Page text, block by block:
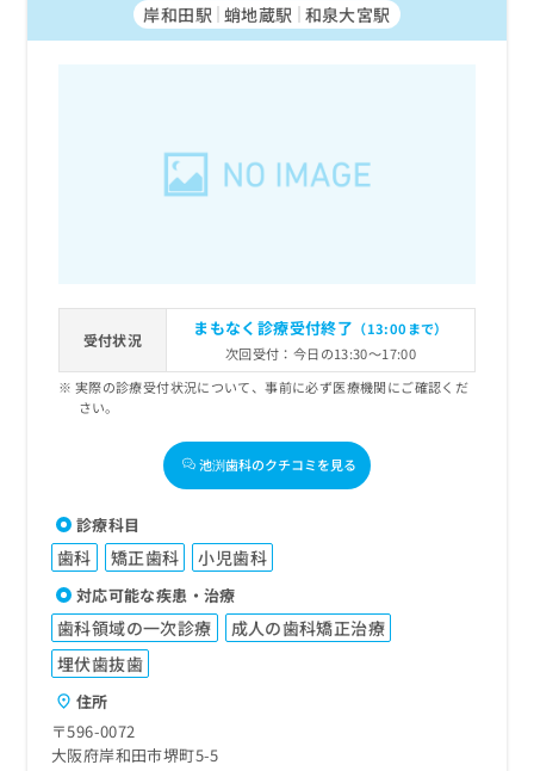
岸和田駅 蛸地蔵駅 和泉大宮駅
受付状況
まもなく診療受付終了 （13:00まで）
次回受付：今日の13:30～17:00
実際の診療受付状況について、事前に必ず医療機関にご確認くだ
さい。
池渕歯科のクチコミを見る
診療科目
歯科 矯正歯科 小児歯科
対応可能な疾患・治療
歯科領域の一次診療
成人の歯科矯正治療
埋伏歯抜歯
住所
〒596-0072
大阪府岸和田市堺町5-5